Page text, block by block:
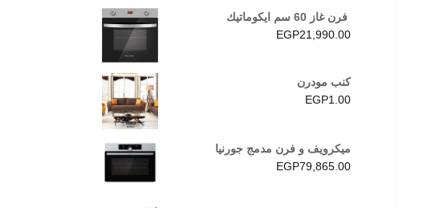
فرن غاز 60 سم ايكوماتيك
EGP21,990.00
كنب مودرن
EGP1.00
ميكرويف و فرن مدمج جورنيا
EGP79,865.00